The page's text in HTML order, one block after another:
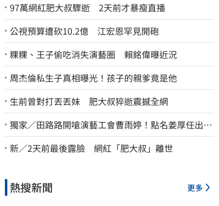
97萬網紅肥大叔驟逝 2天前才暴瘦直播
公視預算遭砍10.2億 江宏恩罕見開砲
粿粿、王子偷吃消失演藝圈 賴銘偉曝近況
周杰倫私生子真相曝光！孩子的親爹竟是他
生前曾對打丟丟妹 肥大叔猝逝震撼全網
獨家／田路路開嗆演藝工會曹雨婷！點名姜厚任出
來 他16字回應了
新／2天前最後露臉 網紅「肥大叔」離世
熱搜新聞 更多